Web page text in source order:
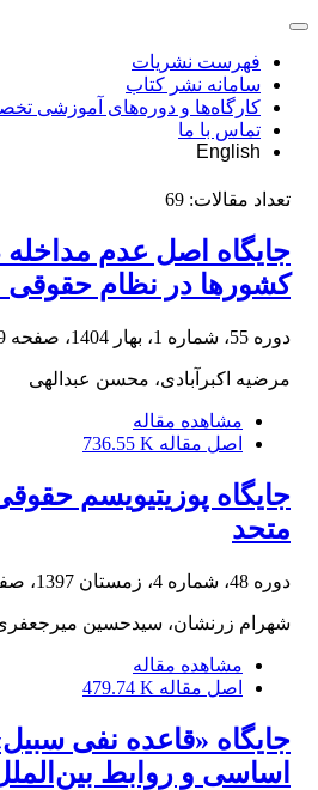
فهرست نشریات
سامانه نشر کتاب
کارگاه‌ها و دوره‌های آموزشی
تماس با ما
English
تعداد مقالات: 69
جایگاه اصل عدم مداخله
کشورها در نظام حقوقی
دوره 55، شماره 1، بهار 1404، صفحه
مرضیه اکبرآبادی، محسن عبدالهی
مشاهده مقاله
اصل مقاله 736.55 K
جایگاه پوزیتیویسم
متحد
دوره 48، شماره 4، زمستان 1397، صفحه
شهرام زرنشان، سیدحسین
مشاهده مقاله
اصل مقاله 479.74 K
جایگاه «قاعده نفی
اساسی و روابط